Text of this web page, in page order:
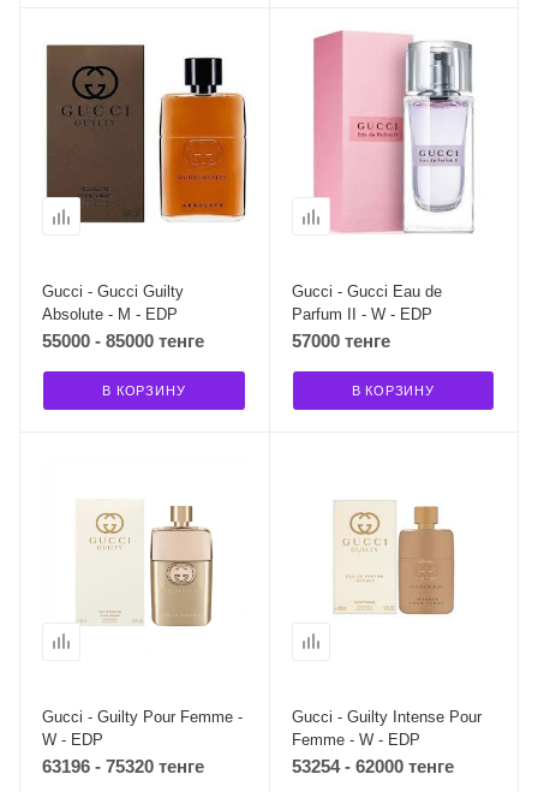
Gucci - Gucci Guilty
Absolute - M - EDP
55000 - 85000 тенге
В КОРЗИНУ
Gucci - Gucci Eau de
Parfum II - W - EDP
57000 тенге
В КОРЗИНУ
Gucci - Guilty Pour Femme -
W - EDP
63196 - 75320 тенге
Gucci - Guilty Intense Pour
Femme - W - EDP
53254 - 62000 тенге